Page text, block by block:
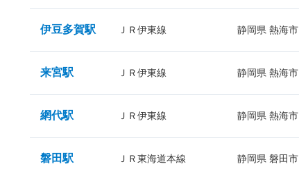
伊豆多賀駅 ＪＲ伊東線 静岡県 熱海市
来宮駅 ＪＲ伊東線 静岡県 熱海市
網代駅 ＪＲ伊東線 静岡県 熱海市
磐田駅 ＪＲ東海道本線 静岡県 磐田市